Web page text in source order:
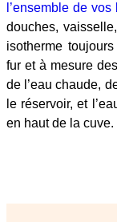
l’ensemble de
douches,
isotherme
fur et à mesure
de l’eau chaude,
le réservoir, et
en haut de la cuve.